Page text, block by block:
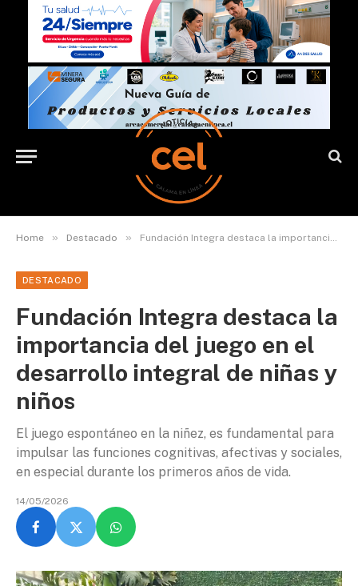
Home » Destacado » Fundación Integra destaca la importancia del juego en el desarrollo integral de niñas y niños
DESTACADO
Fundación Integra destaca la
importancia del juego en el
desarrollo integral de niñas y
niños
El juego espontáneo en la niñez, es fundamental para
impulsar las funciones cognitivas, afectivas y sociales,
en especial durante los primeros años de vida.
14/05/2026